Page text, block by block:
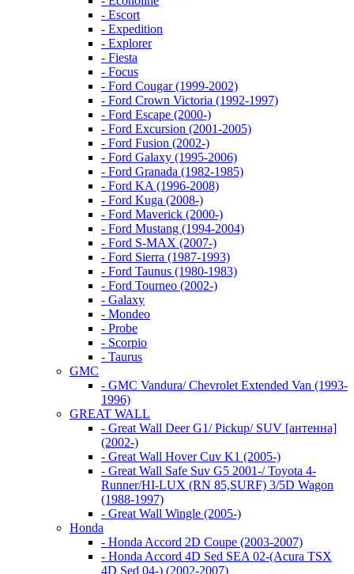
- Escort
- Expedition
- Explorer
- Fiesta
- Focus
- Ford Cougar (1999-2002)
- Ford Crown Victoria (1992-1997)
- Ford Escape (2000-)
- Ford Excursion (2001-2005)
- Ford Fusion (2002-)
- Ford Galaxy (1995-2006)
- Ford Granada (1982-1985)
- Ford KA (1996-2008)
- Ford Kuga (2008-)
- Ford Maverick (2000-)
- Ford Mustang (1994-2004)
- Ford S-MAX (2007-)
- Ford Sierra (1987-1993)
- Ford Taunus (1980-1983)
- Ford Tourneo (2002-)
- Galaxy
- Mondeo
- Probe
- Scorpio
- Taurus
GMC
- GMC Vandura/ Chevrolet Extended Van (1993-
1996)
GREAT WALL
- Great Wall Deer G1/ Pickup/ SUV [антенна]
(2002-)
- Great Wall Hover Cuv K1 (2005-)
- Great Wall Safe Suv G5 2001-/ Toyota 4-
Runner/HI-LUX (RN 85,SURF) 3/5D Wagon
(1988-1997)
- Great Wall Wingle (2005-)
Honda
- Honda Accord 2D Coupe (2003-2007)
- Honda Accord 4D Sed SEA 02-(Acura TSX
4D Sed 04-) (2002-2007)